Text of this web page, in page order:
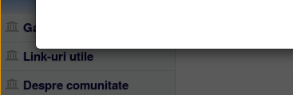
Galerie foto
Link-uri utile
Despre comunitate